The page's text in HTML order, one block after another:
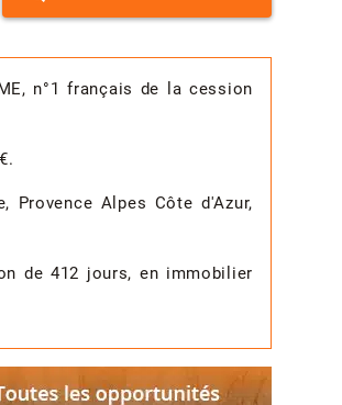
n°1 français de la cession
Alpes Côte d'Azur,
de 412 jours, en immobilier